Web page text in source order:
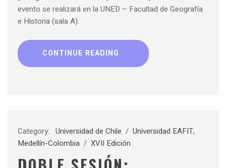
evento se realizará en la UNED – Facultad de Geografía
e Historia (sala A).
CONTINUE READING
Category: Universidad de Chile / Universidad EAFIT,
Medellín-Colombia / XVII Edición